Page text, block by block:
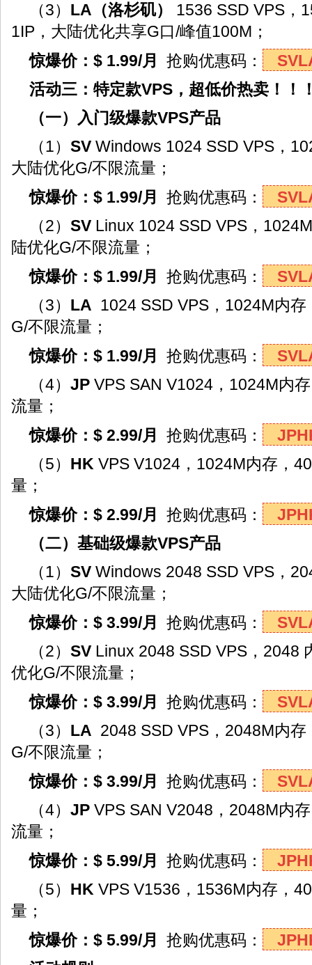
（3） LA （洛杉矶）
1536 SSD VPS，
1IP，大陆优化共享G口/峰值100M；
惊爆价：$ 1.99/月 抢购优惠码：
活动三：特定款VPS，超低价热卖！！
（一）入门级爆款VPS产品
（1） SV Windows 1024 SSD VPS，
大陆优化G/不限流量；
惊爆价：$ 1.99/月 抢购优惠码：
（2） SV Linux 1024 SSD VPS，
陆优化G/不限流量；
惊爆价：$ 1.99/月 抢购优惠码：
（3） LA 1024 SSD VPS，1024M内
G/不限流量；
惊爆价：$ 1.99/月 抢购优惠码：
（4） JP VPS SAN V1024，1024M内
流量；
惊爆价：$ 2.99/月 抢购优惠码：
（5） HK VPS V1024，1024M内存，
量；
惊爆价：$ 2.99/月 抢购优惠码：
（二）基础级爆款VPS产品
（1） SV Windows 2048 SSD VPS，
大陆优化G/不限流量；
惊爆价：$ 3.99/月 抢购优惠码：
（2） SV Linux 2048 SSD VPS，2048
优化G/不限流量；
惊爆价：$ 3.99/月 抢购优惠码：
（3） LA 2048 SSD VPS，2048M内
G/不限流量；
惊爆价：$ 3.99/月 抢购优惠码：
（4） JP VPS SAN V2048，2048M内
流量；
惊爆价：$ 5.99/月 抢购优惠码：
（5） HK VPS V1536，1536M内存，
量；
惊爆价：$ 5.99/月 抢购优惠码：